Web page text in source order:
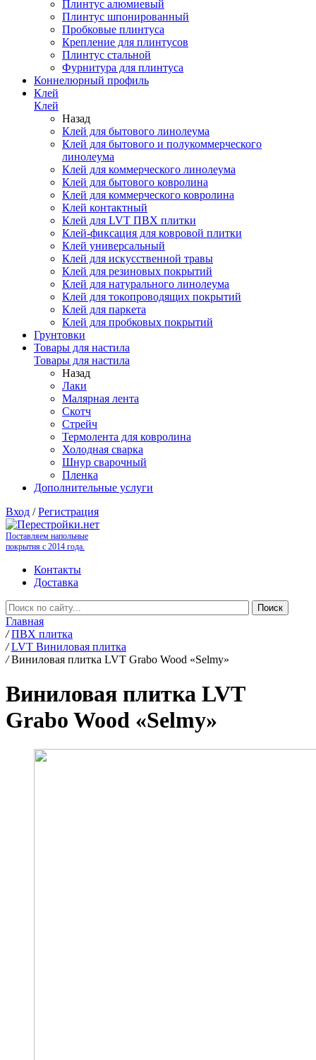
Плинтус алюмиевый
Плинтус шпонированный
Пробковые плинтуса
Крепление для плинтусов
Плинтус стальной
Фурнитура для плинтуса
Коннелюрный профиль
Клей
Клей
Назад
Клей для бытового линолеума
Клей для бытового и полукоммерческого
линолеума
Клей для коммерческого линолеума
Клей для бытового ковролина
Клей для коммерческого ковролина
Клей контактный
Клей для LVT ПВХ плитки
Клей-фиксация для ковровой плитки
Клей универсальный
Клей для искусственной травы
Клей для резиновых покрытий
Клей для натурального линолеума
Клей для токопроводящих покрытий
Клей для паркета
Клей для пробковых покрытий
Грунтовки
Товары для настила
Товары для настила
Назад
Лаки
Малярная лента
Скотч
Стрейч
Термолента для ковролина
Холодная сварка
Шнур сварочный
Пленка
Дополнительные услуги
Вход /Регистрация
Поставляем напольные
покрытия с 2014 года.
Контакты
Доставка
Главная
/ ПВХ плитка
/ LVT Виниловая плитка
/ Виниловая плитка LVT Grabo Wood «Selmy»
Виниловая плитка LVT
Grabo Wood «Selmy»